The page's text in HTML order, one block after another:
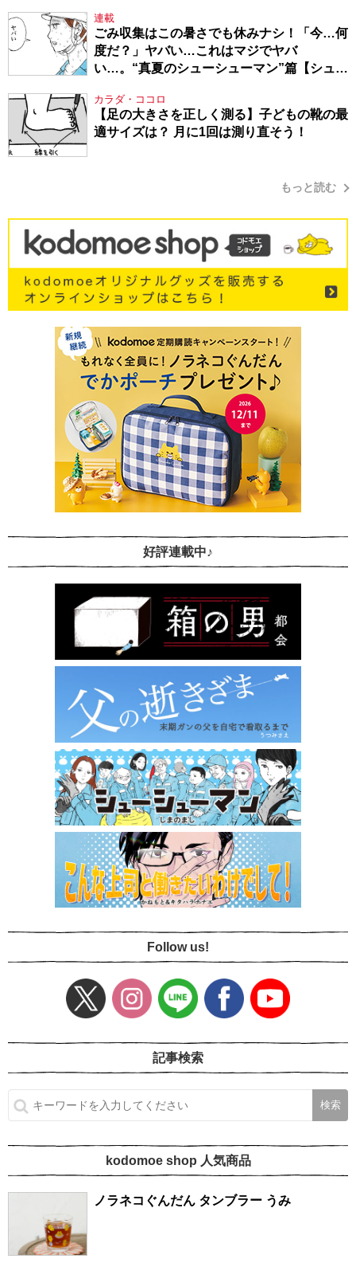
連載
ごみ収集はこの暑さでも休みナシ！「今…何
度だ？」ヤバい…これはマジでヤバ
い…。“真夏のシューシューマン”篇【シュー
カラダ・ココロ
【足の大きさを正しく測る】子どもの靴の最
適サイズは？ 月に1回は測り直そう！
もっと読む
好評連載中♪
Follow us!
記事検索
kodomoe shop 人気商品
ノラネコぐんだん タンブラー うみ